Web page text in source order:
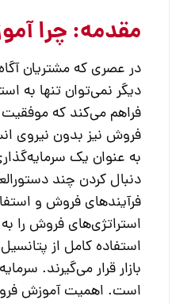
مقدمه: چرا
در عصری که مشتریان
دیگر نمی‌توان تنها به
فراهم می‌کند که
فروش نیز بدون نیروی
به عنوان یک
دنبال کردن چند
فرآیندهای فروش و
استراتژی‌های فروش را
استفاده کامل از
بازار قرار می‌گیرند.
است. اهمیتآموزش